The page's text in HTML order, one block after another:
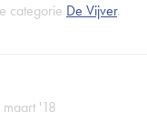
categorie De Vijver.
'18